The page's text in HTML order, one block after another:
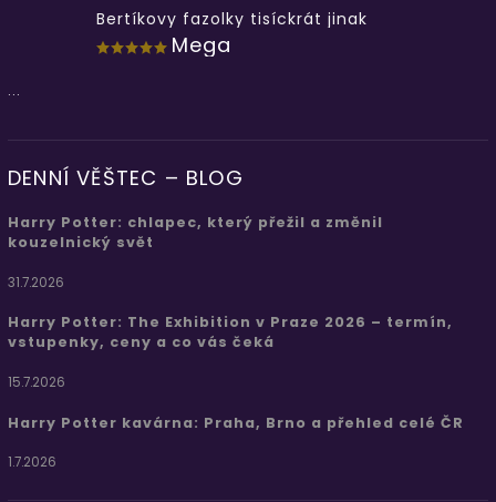
Bertíkovy fazolky tisíckrát jinak
Mega
...
DENNÍ VĚŠTEC – BLOG
Harry Potter: chlapec, který přežil a změnil
kouzelnický svět
31.7.2026
Harry Potter: The Exhibition v Praze 2026 – termín,
vstupenky, ceny a co vás čeká
15.7.2026
Harry Potter kavárna: Praha, Brno a přehled celé ČR
1.7.2026